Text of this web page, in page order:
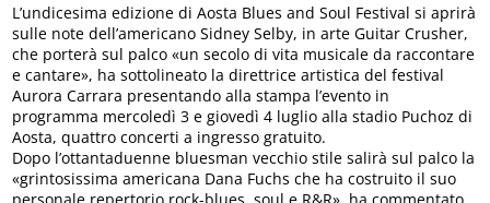
L’undicesima edizione di Aosta Blues and Soul Festival si aprirà
sulle note dell’americano Sidney Selby, in arte Guitar Crusher,
che porterà sul palco «un secolo di vita musicale da raccontare
e cantare», ha sottolineato la direttrice artistica del festival
Aurora Carrara presentando alla stampa l’evento in
programma mercoledì 3 e giovedì 4 luglio alla stadio Puchoz di
Aosta, quattro concerti a ingresso gratuito.
Dopo l’ottantaduenne bluesman vecchio stile salirà sul palco la
«grintosissima americana Dana Fuchs che ha costruito il suo
personale repertorio rock-blues, soul e R&R», ha commentato